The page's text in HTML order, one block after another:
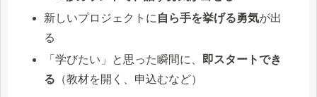
新しいプロジェクトに 自ら手を挙げる勇気が出
る
「学びたい」と思った瞬間に、
即スタートでき
る （教材を開く、申込むなど）